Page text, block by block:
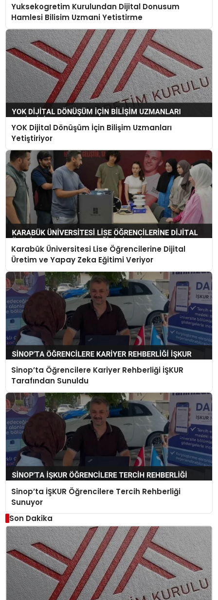
Yuksekogretim Kurulundan Dijital Donusum
Hamlesi Bilisim Uzmani Yetistirme
YOK Dijital Dönüşüm İçin Bilişim Uzmanları
Yetiştiriyor
Karabük Üniversitesi Lise Öğrencilerine Dijital
Üretim ve Yapay Zeka Eğitimi Veriyor
Sinop’ta Öğrencilere Kariyer Rehberliği İŞKUR
Tarafından Sunuldu
Sinop’ta İŞKUR Öğrencilere Tercih Rehberliği
Sunuyor
Son Dakika